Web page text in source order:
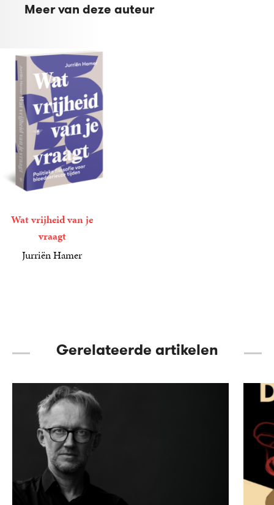
Meer van deze auteur
Wat vrijheid van je
vraagt
Jurriën Hamer
Gerelateerde artikelen